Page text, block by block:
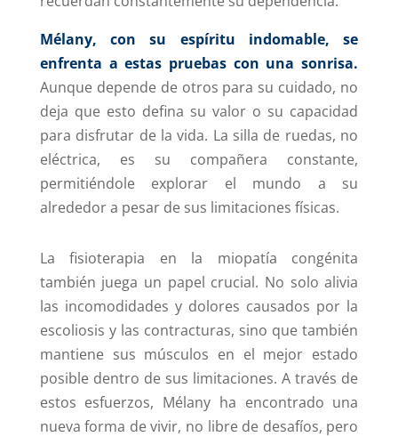
Mélany, con su espíritu indomable, se
enfrenta a estas pruebas con una sonrisa.
Aunque depende de otros para su cuidado, no
deja que esto defina su valor o su capacidad
para disfrutar de la vida. La silla de ruedas, no
eléctrica, es su compañera constante,
permitiéndole explorar el mundo a su
alrededor a pesar de sus limitaciones físicas.
La fisioterapia en la miopatía congénita
también juega un papel crucial. No solo alivia
las incomodidades y dolores causados por la
escoliosis y las contracturas, sino que también
mantiene sus músculos en el mejor estado
posible dentro de sus limitaciones. A través de
estos esfuerzos, Mélany ha encontrado una
nueva forma de vivir, no libre de desafíos, pero